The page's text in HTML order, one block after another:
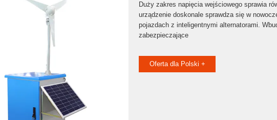
Duży zakres napięcia wejściowego sprawia
urządzenie doskonale sprawdza się w
pojazdach z inteligentnymi alternatorami.
zabezpieczające
Oferta dla Polski +